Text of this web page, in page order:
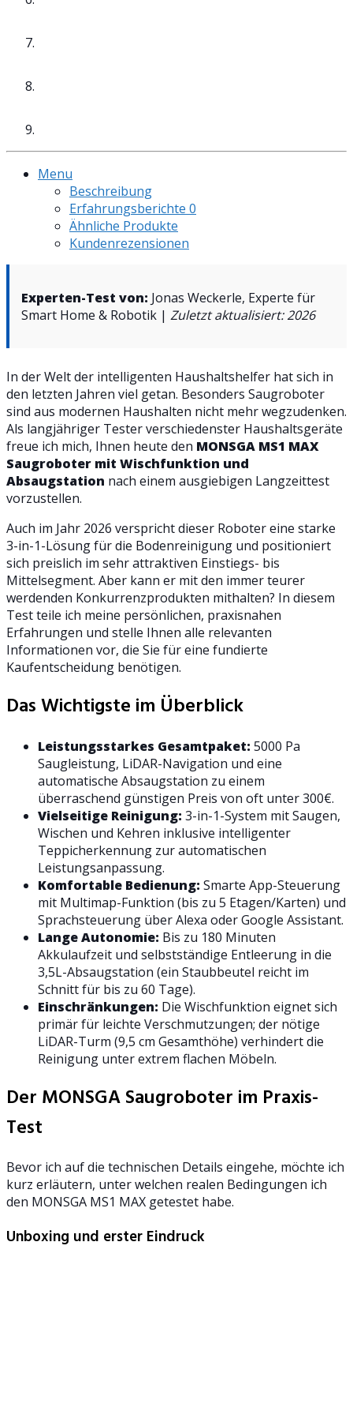
Menu
Beschreibung
Erfahrungsberichte 0
Ähnliche Produkte
Kundenrezensionen
Experten-Test von: Jonas Weckerle, Experte für
Smart Home & Robotik | Zuletzt aktualisiert: 2026
In der Welt der intelligenten Haushaltshelfer hat sich in
den letzten Jahren viel getan. Besonders Saugroboter
sind aus modernen Haushalten nicht mehr wegzudenken.
Als langjähriger Tester verschiedenster Haushaltsgeräte
freue ich mich, Ihnen heute den MONSGA MS1 MAX
Saugroboter mit Wischfunktion und
Absaugstation nach einem ausgiebigen Langzeittest
vorzustellen.
Auch im Jahr 2026 verspricht dieser Roboter eine starke
3-in-1-Lösung für die Bodenreinigung und positioniert
sich preislich im sehr attraktiven Einstiegs- bis
Mittelsegment. Aber kann er mit den immer teurer
werdenden Konkurrenzprodukten mithalten? In diesem
Test teile ich meine persönlichen, praxisnahen
Erfahrungen und stelle Ihnen alle relevanten
Informationen vor, die Sie für eine fundierte
Kaufentscheidung benötigen.
Das Wichtigste im Überblick
Leistungsstarkes Gesamtpaket: 5000 Pa
Saugleistung, LiDAR-Navigation und eine
automatische Absaugstation zu einem
überraschend günstigen Preis von oft unter 300€.
Vielseitige Reinigung: 3-in-1-System mit Saugen,
Wischen und Kehren inklusive intelligenter
Teppicherkennung zur automatischen
Leistungsanpassung.
Komfortable Bedienung: Smarte App-Steuerung
mit Multimap-Funktion (bis zu 5 Etagen/Karten) und
Sprachsteuerung über Alexa oder Google Assistant.
Lange Autonomie: Bis zu 180 Minuten
Akkulaufzeit und selbstständige Entleerung in die
3,5L-Absaugstation (ein Staubbeutel reicht im
Schnitt für bis zu 60 Tage).
Einschränkungen: Die Wischfunktion eignet sich
primär für leichte Verschmutzungen; der nötige
LiDAR-Turm (9,5 cm Gesamthöhe) verhindert die
Reinigung unter extrem flachen Möbeln.
Der MONSGA Saugroboter im Praxis-
Test
Bevor ich auf die technischen Details eingehe, möchte ich
kurz erläutern, unter welchen realen Bedingungen ich
den MONSGA MS1 MAX getestet habe.
Unboxing und erster Eindruck